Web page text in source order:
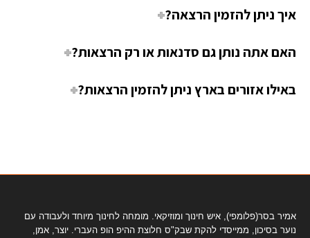
איך ניתן להזמין הרצאה?
האם אתה נותן גם סדנאות או רק הרצאות?
באילו אזורים בארץ ניתן להזמין הרצאות?
אמיר בסר(פלומפי), איש חינוך ומוזיקאי. מומחה לחינוך מיוחד ולעבודה עם
נוער בסיכון, ממייסדי להקת שבק"ס חלוצת ההיפ הופ העברי. יוצר, אמן,